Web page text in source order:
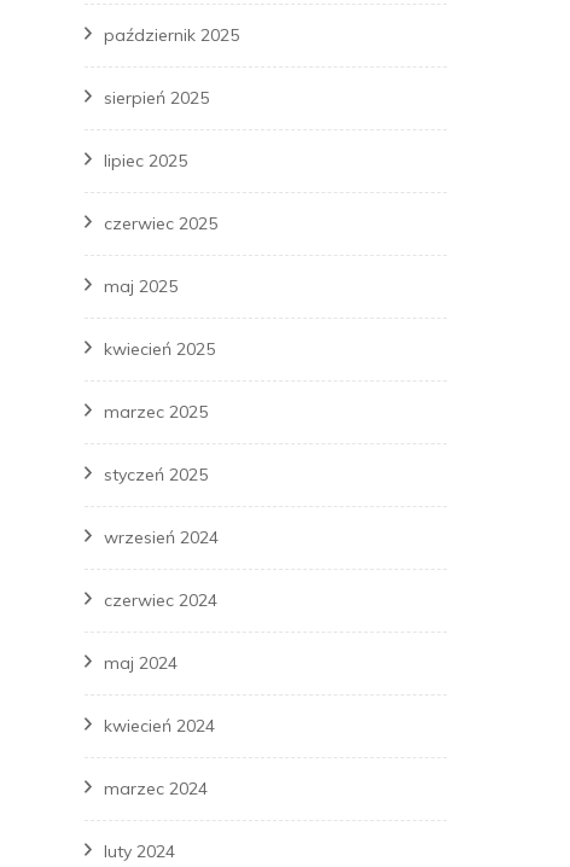
październik 2025
sierpień 2025
lipiec 2025
czerwiec 2025
maj 2025
kwiecień 2025
marzec 2025
styczeń 2025
wrzesień 2024
czerwiec 2024
maj 2024
kwiecień 2024
marzec 2024
luty 2024